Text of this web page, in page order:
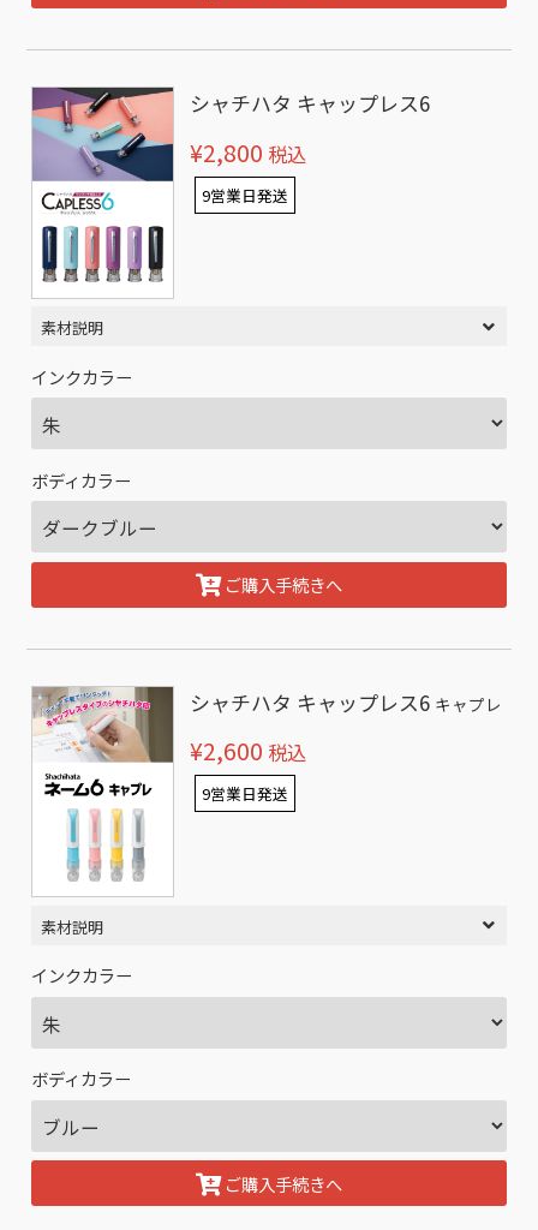
シャチハタ キャップレス6
¥2,800 税込
9営業日発送
素材説明
インクカラー
ボディカラー
ご購入手続きへ
シャチハタ キャップレス6 キャプレ
¥2,600 税込
9営業日発送
素材説明
インクカラー
ボディカラー
ご購入手続きへ